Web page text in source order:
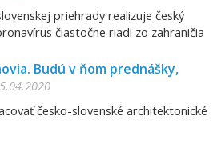
priehrady realizuje český
čiastočne riadi zo zahraničia
Budú v ňom prednášky,
česko-slovenské architektonické